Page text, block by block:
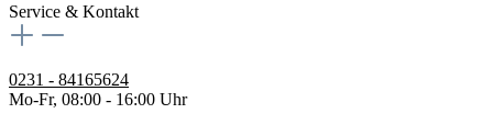
Service & Kontakt
0231 - 84165624
Mo-Fr, 08:00 - 16:00 Uhr